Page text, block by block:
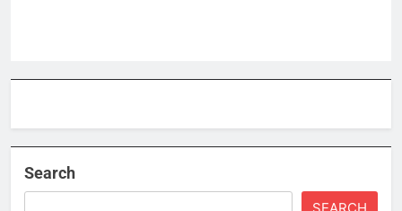
Search
SEARCH